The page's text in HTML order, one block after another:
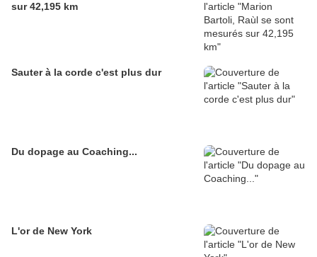
sur 42,195 km
Sauter à la corde c'est plus dur
Du dopage au Coaching...
L'or de New York